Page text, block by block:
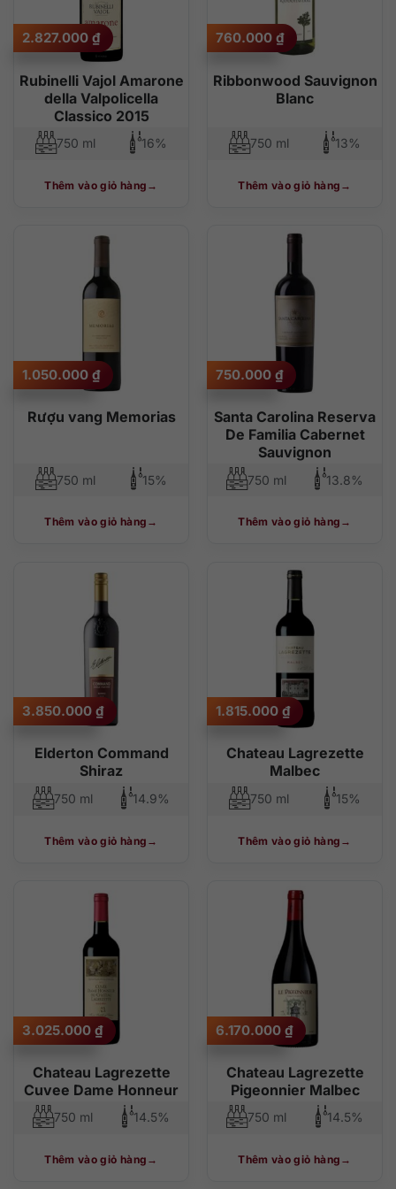
Rubinelli Vajol Amarone
della Valpolicella
Classico 2015
2.827.000 ₫
750 ml 16%
Thêm vào giỏ hàng
Ribbonwood Sauvignon
Blanc
760.000 ₫
750 ml 13%
Thêm vào giỏ hàng
Rượu vang Memorias
1.050.000 ₫
750 ml 15%
Thêm vào giỏ hàng
Santa Carolina Reserva
De Familia Cabernet
Sauvignon
750.000 ₫
750 ml 13.8%
Thêm vào giỏ hàng
Elderton Command
Shiraz
3.850.000 ₫
750 ml 14.9%
Thêm vào giỏ hàng
Chateau Lagrezette
Malbec
1.815.000 ₫
750 ml 15%
Thêm vào giỏ hàng
Chateau Lagrezette
Cuvee Dame Honneur
3.025.000 ₫
750 ml 14.5%
Thêm vào giỏ hàng
Chateau Lagrezette
Pigeonnier Malbec
6.170.000 ₫
750 ml 14.5%
Thêm vào giỏ hàng